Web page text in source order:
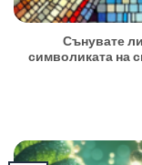
Сънувате
символиката на